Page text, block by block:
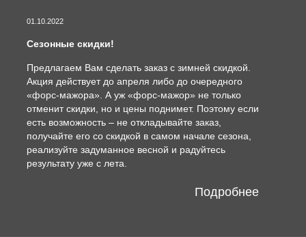
01.10.2022
Сезонные скидки!
Предлагаем Вам сделать заказ с зимней скидкой.
Акция действует до апреля либо до очередного
«форс-мажора». А уж «форс-мажор» не только
отменит скидки, но и цены поднимет. Поэтому если
есть возможность – не откладывайте заказ,
получайте его со скидкой в самом начале сезона,
реализуйте задуманное весной и радуйтесь
результату уже с лета.
Подробнее